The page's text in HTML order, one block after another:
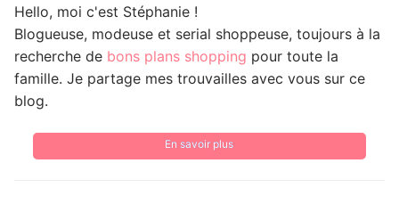
Hello, moi c'est Stéphanie !
Blogueuse, modeuse et serial shoppeuse, toujours à la
recherche de bons plans shopping pour toute la
famille. Je partage mes trouvailles avec vous sur ce
blog.
En savoir plus